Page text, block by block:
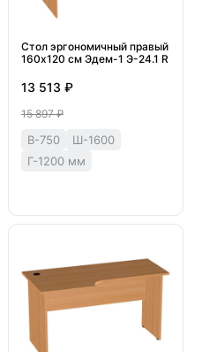
Стол эргономичный правый
160х120 см Эдем-1 Э-24.1 R
13 513 ₽
15 897 ₽
В-750
Ш-1600
Г-1200 мм